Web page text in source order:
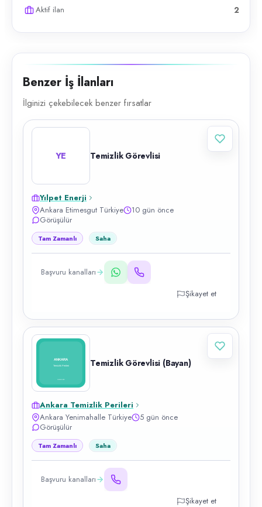
Aktif ilan 2
Benzer İş İlanları
İlginizi çekebilecek benzer fırsatlar
YE Temizlik Görevlisi
Yılpet Enerji
Ankara Etimesgut Türkiye
10 gün önce
Görüşülür
Tam Zamanlı Saha
Başvuru kanalları
Şikayet et
Temizlik Görevlisi (Bayan)
Ankara Temizlik Perileri
Ankara Yenimahalle Türkiye
5 gün önce
Görüşülür
Tam Zamanlı Saha
Başvuru kanalları
Şikayet et